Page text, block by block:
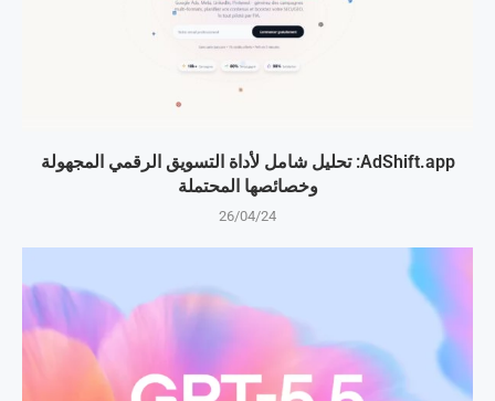
AdShift.app: تحليل شامل لأداة التسويق الرقمي المجهولة
وخصائصها المحتملة
26/04/24